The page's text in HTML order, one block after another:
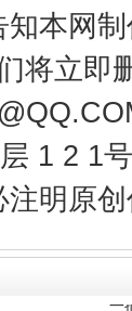
本网
将立即
1 2 1
明原
一